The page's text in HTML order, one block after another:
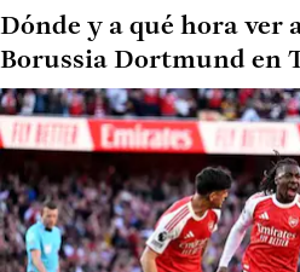
Dónde y a qué hora ver
Borussia Dortmund en